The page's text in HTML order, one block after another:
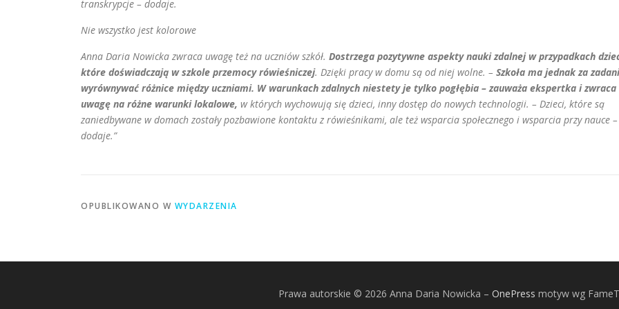
transkrypcje – dodaje.
Nie wszystko jest kolorowe
Anna Daria Nowicka zwraca uwagę też na uczniów szkół. Dostrzega pozytywne aspekty nauki zdalnej w przypadkach
które doświadczają w szkole przemocy rówieśniczej. Dzięki pracy w domu są od niej wolne. – Szkoła ma jednak za
wyrównywać różnice między uczniami. W warunkach zdalnych niestety je tylko pogłębia – zauważa ekspertka i zwraca
uwagę na różne warunki lokalowe, w których wychowują się dzieci, inny dostęp do nowych technologii. – Dzieci, które są
zaniedbywane w domach zostały pozbawione kontaktu z rówieśnikami, ale też wsparcia społecznego i wsparcia przy nauce –
dodaje.”
OPUBLIKOWANO W WYDARZENIA
Prawa autorskie © 2026 Anna Daria Nowicka – OnePress motyw wg